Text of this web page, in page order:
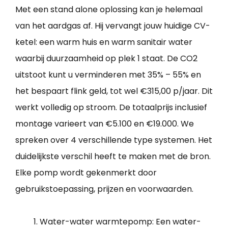
Met een stand alone oplossing kan je helemaal
van het aardgas af. Hij vervangt jouw huidige CV-
ketel: een warm huis en warm sanitair water
waarbij duurzaamheid op plek 1 staat. De CO2
uitstoot kunt u verminderen met 35% – 55% en
het bespaart flink geld, tot wel €315,00 p/jaar. Dit
werkt volledig op stroom. De totaalprijs inclusief
montage varieert van €5.100 en €19.000. We
spreken over 4 verschillende type systemen. Het
duidelijkste verschil heeft te maken met de bron.
Elke pomp wordt gekenmerkt door
gebruikstoepassing, prijzen en voorwaarden.
Water-water warmtepomp: Een water-